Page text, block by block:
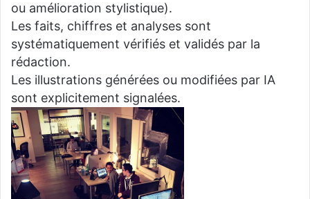
ou amélioration stylistique).
Les faits, chiffres et analyses sont
systématiquement vérifiés et validés par la
rédaction.
Les illustrations générées ou modifiées par IA
sont explicitement signalées.